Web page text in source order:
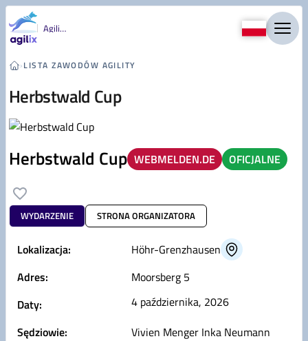
Przejdź do treści
Agility
›LISTA ZAWODÓW AGILITY
Herbstwald Cup
Herbstwald Cup WEBMELDEN.DE OFICJALNE
WYDARZENIE STRONA ORGANIZATORA
Lokalizacja:
Höhr-Grenzhausen
Adres:
Moorsberg 5
Daty:
4 października, 2026
Sędziowie:
Vivien Menger Inka Neumann